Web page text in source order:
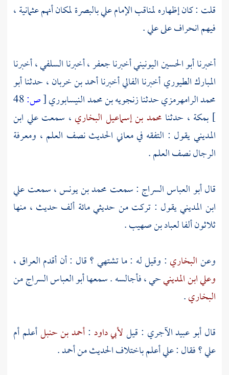
قلت : كان إظهاره لمناقب الإمامعليبالبصرةلمكان أنهم عثمانية ،
فيهم انحراف علىعلي.
أخبرناأبو الحسين اليونينيأخبرناجعفر، أخبرناالسلفي، أخبرنا
المبارك الطيوريأخبرناالفاليأخبرناأحمد بن خربان، حدثناأبو
محمد الرامهرمزيحدثنازنجويه بن محمد النيسابوري[ص:48
] بمكة ، حدثنا محمد بن إسماعيل البخاري ، سمعتعلي ابن
المدينييقول : التفقه في معاني الحديث نصف العلم ، ومعرفة
الرجال نصف العلم .
قالأبو العباس السراج : سمعت محمد بن يونس، سمعتعلي
ابن المدينييقول : تركت من حديثي مائة ألف حديث ، منها
ثلاثون ألفالعباد بن صهيب.
وعنالبخاري : وقيل له : ما تشتهي ؟ قال : أن أقدمالعراق ،
وعلي ابن المدينيحي ، فأجالسه . سمعهاأبو العباس السراجمن
البخاري.
قالأبو عبيد الآجري : قيللأبي داود :أحمد بن حنبلأعلم أم
علي؟ فقال :عليأعلم باختلاف الحديث منأحمد.